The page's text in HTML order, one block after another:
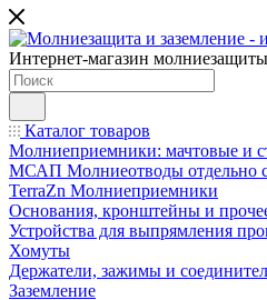
Интернет-магазин
Каталог товаров
Молниеприемники: мачтовые и
МСАП Молниеотводы отдельно
TerraZn Молниеприемники
Основания, кронштейны и
Устройства для выпрямления
Хомуты
Держатели, зажимы и
Заземление